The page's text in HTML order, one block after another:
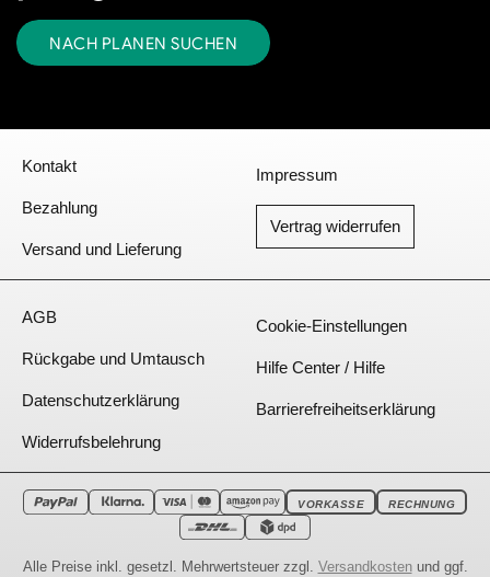
NACH PLANEN SUCHEN
Kontakt
Bezahlung
Versand und Lieferung
Impressum
Vertrag widerrufen
AGB
Rückgabe und Umtausch
Datenschutzerklärung
Widerrufsbelehrung
Cookie-Einstellungen
Hilfe Center / Hilfe
Barrierefreiheitserklärung
VORKASSE RECHNUNG
Alle Preise inkl. gesetzl. Mehrwertsteuer zzgl. Versandkostenund ggf.